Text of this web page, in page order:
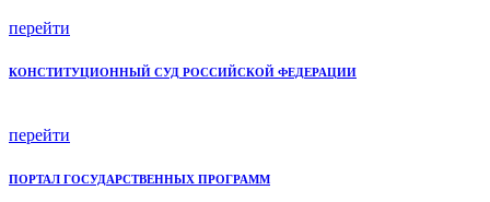
перейти
КОНСТИТУЦИОННЫЙ СУД РОССИЙСКОЙ ФЕДЕРАЦИИ
перейти
ПОРТАЛ ГОСУДАРСТВЕННЫХ ПРОГРАММ